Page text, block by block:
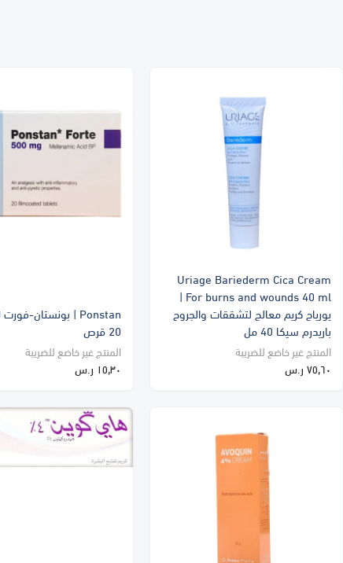
Uriage Bariederm Cica Cream
For burns and wounds 40 ml |
يورياج كريم معالج لتشققات والجروح
باريدرم سيكا 40 مل
المنتج غير خاضع للضريبة
٧٥٫٦٠ ر.س
20 قرص
المنتج غير خاضع للضريبة
١٥٫٣٠ ر.س